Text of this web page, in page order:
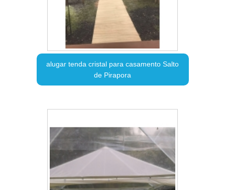
alugar tenda cristal para casamento Salto
de Pirapora